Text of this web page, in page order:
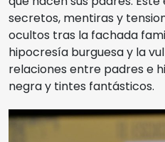
secretos, mentiras y
ocultos tras la fachada
hipocresía burguesa y la
relaciones entre padres e
negra y tintes fantásticos.